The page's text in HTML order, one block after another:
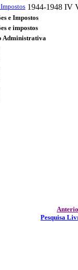
1944-1948 IV
e Impostos
e impostos
Administrativa
Pesquisa